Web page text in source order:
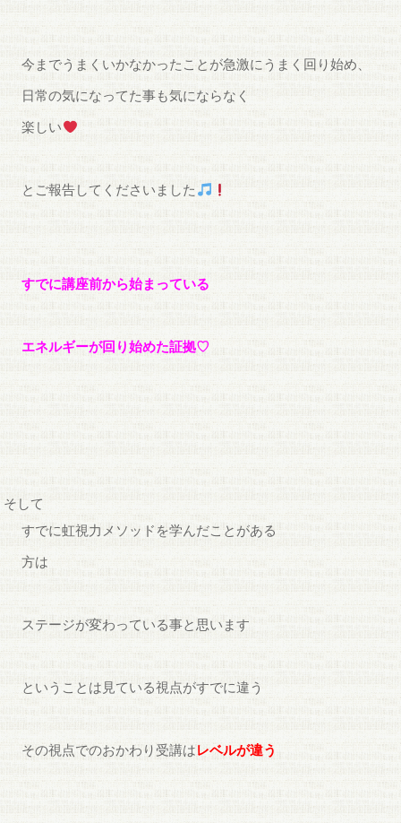
今までうまくいかなかったことが急激にうまく回り始め、
日常の気になってた事も気にならなく
楽しい
とご報告してくださいました
すでに講座前から始まっている
エネルギーが回り始めた証拠♡
そして
すでに虹視力メソッドを学んだことがある
方は
ステージが変わっている事と思います
ということは見ている視点がすでに違う
その視点でのおかわり受講はレベルが違う